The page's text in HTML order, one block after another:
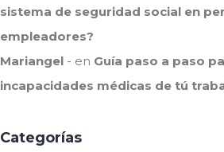
sistema de seguridad social en
empleadores?
Mariangel
en Guía paso a paso
incapacidades médicas de tú
Categorías